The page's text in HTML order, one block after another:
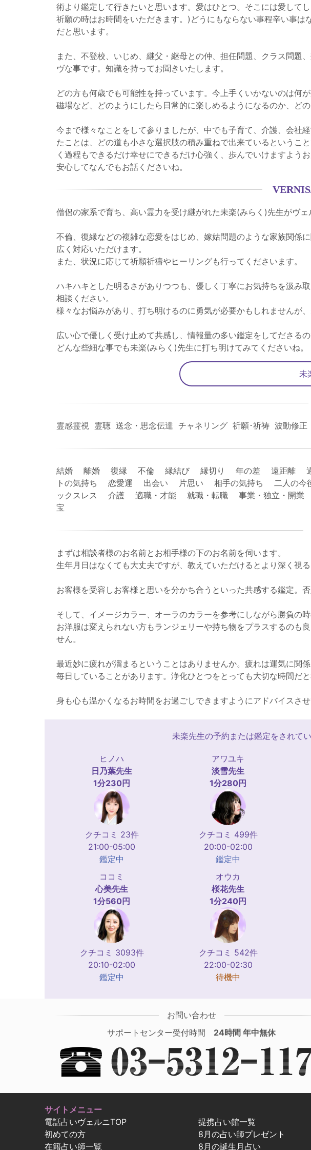
術より鑑定して行きたいと思います。愛はひとつ。そこには愛して
祈願の時はお時間をいただきます。)どうにもならない事程辛い事
だと思います。
また、不登校、いじめ、継父・継母との仲、担任問題、クラス問題
ヴな事です。知識を持ってお聞きいたします。
どの方も何歳でも可能性を持っています。今上手くいかないのは何
磁場など、どのようにしたら日常的に楽しめるようになるのか、ど
今まで様々なことをして参りましたが、中でも子育て、介護、会社
たことは、どの道も小さな選択肢の積み重ねで出来ているというこ
く過程もできるだけ幸せにできるだけ心強く、歩んでいけますよう
安心してなんでもお話くださいね。
僧侶の家系で育ち、高い霊力を受け継がれた未楽(みらく)先生がヴェ
不倫、復縁などの複雑な恋愛をはじめ、嫁姑問題のような家族関係
広く対応いただけます。
また、状況に応じて祈願祈禱やヒーリングも行ってくださいます。
ハキハキとした明るさがありつつも、優しく丁寧にお気持ちを汲み
相談ください。
様々なお悩みがあり、打ち明けるのに勇気が必要かもしれませんが
広い心で優しく受け止めて共感し、情報量の多い鑑定をしてださる
どんな些細な事でも未楽(みらく)先生に打ち明けてみてくださいね。
未
霊感霊視 霊聴 送念・思念伝達 チャネリング 祈願･祈祷 波動修
結婚 離婚 復縁 不倫 縁結び 縁切り 年の差 遠距離
トの気持ち 恋愛運 出会い 片思い 相手の気持ち 二人の
ックスレス 介護 適職・才能 就職・転職 事業・独立・
宝
まずは相談者様のお名前とお相手様の下のお名前を伺います。
生年月日はなくても大丈夫ですが、教えていただけるとより深く視る
お客様を受容しお客様と思いを分かち合うといった共感する鑑定。
そして、イメージカラー、オーラのカラーを参考にしながら勝負の
お洋服は変えられない方もランジェリーや持ち物をプラスするのも
せん。
最近妙に疲れが溜まるということはありませんか。疲れは運気に関
毎日していることがあります。浄化ひとつをとっても大切な時間だと
身も心も温かくなるお時間をお過ごしできますようにアドバイスさせ
未楽先生の予約または鑑定をされて
ヒノハ
日乃葉先生
1分230円
クチコミ 23件
21:00-05:00
鑑定中
アワユキ
淡雪先生
1分280円
クチコミ 499件
20:00-02:00
鑑定中
ココミ
心美先生
1分560円
クチコミ 3093件
20:10-02:00
鑑定中
オウカ
桜花先生
1分240円
クチコミ 542件
22:00-02:30
待機中
お問い合わせ
サポートセンター受付時間 24時間 年中無休
サイトメニュー
電話占いヴェルニTOP
初めての方
在籍占い師一覧
提携占い館一覧
8月の占い師プレゼント
8月の誕生月占い